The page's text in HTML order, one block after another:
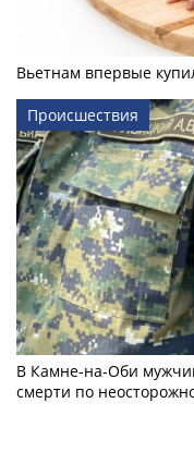
Вьетнам впервые
Происшествия
В Камне-на-Оби
смерти по